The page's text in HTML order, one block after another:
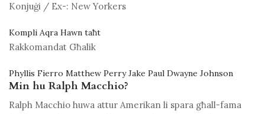
Konjuġi / Ex-: New Yorkers
Kompli Aqra Hawn taħt
Rakkomandat Għalik
Phyllis Fierro Matthew Perry Jake Paul Dwayne Johnson
Min hu Ralph Macchio?
Ralph Macchio huwa attur Amerikan li spara għall-fama